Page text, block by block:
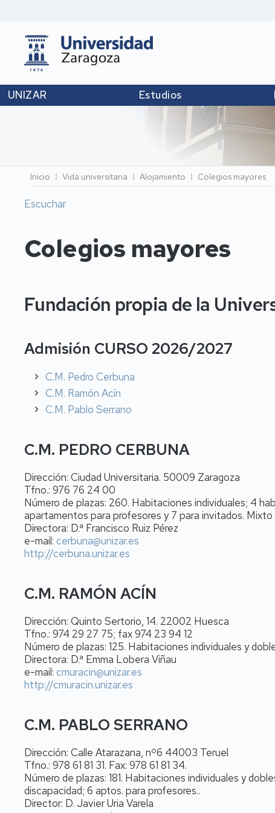
UNIZAR Estudios
Ruta
de
navegación
Inicio Vida universitaria Alojamiento Colegios mayores
Escuchar
Colegios mayores
Fundación propia de la
Admisión CURSO 2026/2027
C.M. Pedro Cerbuna
C.M. Ramón Acín
C.M. Pablo Serrano
C.M. PEDRO CERBUNA
Dirección: Ciudad Universitaria. 50009 Zaragoza
Tfno.: 976 76 24 00
Número de plazas: 260. Habitaciones individuales; 4
apartamentos para profesores y 7 para invitados. Mixto
Directora: D.ª Francisco Ruiz Pérez
e-mail: cerbuna@unizar.es
http://cerbuna.unizar.es
C.M. RAMÓN ACÍN
Dirección: Quinto Sertorio, 14. 22002 Huesca
Tfno.: 974 29 27 75; fax 974 23 94 12
Número de plazas: 125. Habitaciones individuales y
Directora: D.ª Emma Lobera Viñau
e-mail: cmuracin@unizar.es
http://cmuracin.unizar.es
C.M. PABLO SERRANO
Dirección: Calle Atarazana, nº6 44003 Teruel
Tfno.: 978 61 81 31. Fax: 978 61 81 34.
Número de plazas: 181. Habitaciones individuales y
discapacidad; 6 aptos. para profesores..
Director: D. Javier Uria Varela